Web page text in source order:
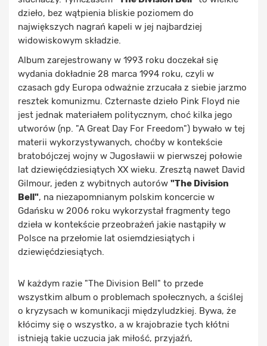
dzieło, bez wątpienia bliskie poziomem do
największych nagrań kapeli w jej najbardziej
widowiskowym składzie.
Album zarejestrowany w 1993 roku doczekał się
wydania dokładnie 28 marca 1994 roku, czyli w
czasach gdy Europa odważnie zrzucała z siebie jarzmo
resztek komunizmu. Czternaste dzieło Pink Floyd nie
jest jednak materiałem politycznym, choć kilka jego
utworów (np. "A Great Day For Freedom") bywało w tej
materii wykorzystywanych, choćby w kontekście
bratobójczej wojny w Jugosławii w pierwszej połowie
lat dziewięćdziesiątych XX wieku. Zresztą nawet David
Gilmour, jeden z wybitnych autorów "The Division
Bell", na niezapomnianym polskim koncercie w
Gdańsku w 2006 roku wykorzystał fragmenty tego
dzieła w kontekście przeobrażeń jakie nastąpiły w
Polsce na przełomie lat osiemdziesiątych i
dziewięćdziesiątych.
W każdym razie "The Division Bell" to przede
wszystkim album o problemach społecznych, a ściślej
o kryzysach w komunikacji międzyludzkiej. Bywa, że
kłócimy się o wszystko, a w krajobrazie tych kłótni
istnieją takie uczucia jak miłość, przyjaźń,